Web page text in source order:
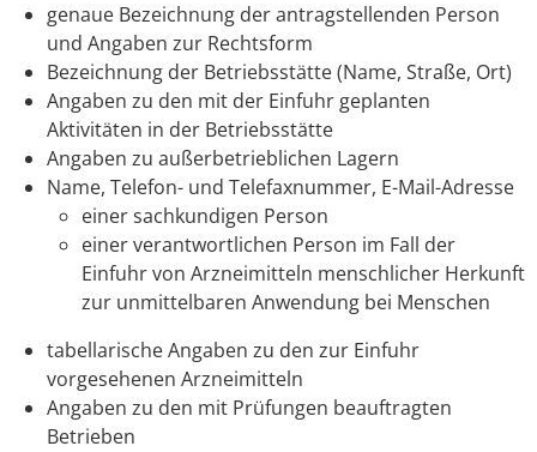
genaue Bezeichnung der antragstellenden Person
und Angaben zur Rechtsform
Bezeichnung der Betriebsstätte (Name, Straße, Ort)
Angaben zu den mit der Einfuhr geplanten
Aktivitäten in der Betriebsstätte
Angaben zu außerbetrieblichen Lagern
Name, Telefon- und Telefaxnummer, E-Mail-Adresse
einer sachkundigen Person
einer verantwortlichen Person im Fall der
Einfuhr von Arzneimitteln menschlicher Herkunft
zur unmittelbaren Anwendung bei Menschen
tabellarische Angaben zu den zur Einfuhr
vorgesehenen Arzneimitteln
Angaben zu den mit Prüfungen beauftragten
Betrieben